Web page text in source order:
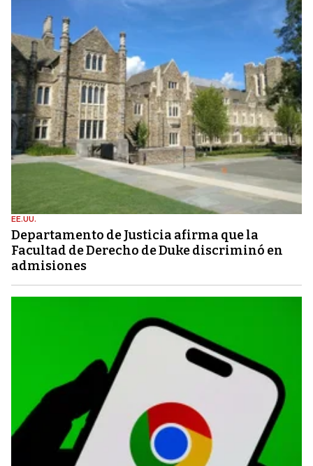
EE.UU.
Departamento de Justicia afirma que la
Facultad de Derecho de Duke discriminó en
admisiones